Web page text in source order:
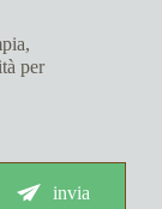
per
invia